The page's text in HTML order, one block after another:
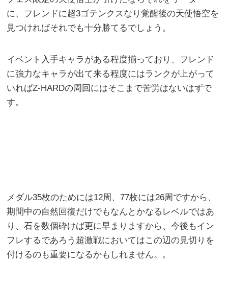
に、フレンドに超3ゴテンクスなり覚醒後の天使悟空を
見つければそれでも十分勝てるでしょう。
イベント入手キャラがある程度揃っており、フレンド
に強力なキャラが出て来る程度にはランクが上がって
いればZ-HARDの周回にはそこまで苦労はないはずで
す。
メダル35枚のためには12周、77枚には26周ですから、
期間中の自然回復だけでもなんとかなるレベルではあ
り、石を数個砕けば更に早まりますから、今後もイン
フレするであろう超激戦においてはこの辺の見切りを
付けるのも重要になるかもしれません。。